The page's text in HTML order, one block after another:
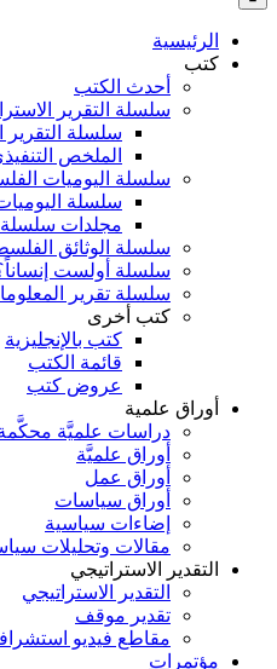
بالنسبة
الرئيسية
كتب
أحدث الكتب
سلسلة التقرير
سلسلة التقرير
الملخص
سلسلة اليوميات
سلسلة
مجلدات سلسلة
سلسلة الوثائق
سلسلة أولست
سلسلة تقرير
كتب أخرى
كتب بالإنجليزية
قائمة الكتب
عروض كتب
أوراق علمية
دراسات علميَّة
أوراق علميَّة
أوراق عمل
أوراق سياسات
إضاءات سياسية
مقالات وتحليلات
التقدير الاستراتيجي
التقدير الاستراتيجي
تقدير موقف
مقاطع فيديو
مؤتمرات